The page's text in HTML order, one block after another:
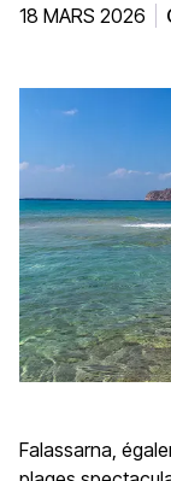
18 MARS 2026
Falassarna,